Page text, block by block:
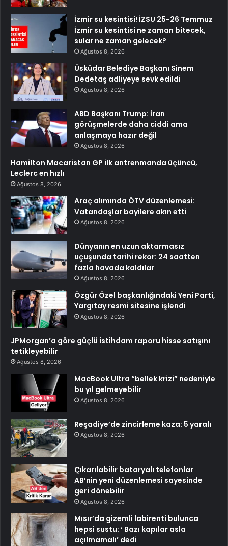
İzmir su kesintisi! İZSU 25-26 Temmuz
İzmir su kesintisi ne zaman bitecek,
sular ne zaman gelecek?
Ağustos 8, 2026
Üsküdar Belediye Başkanı Sinem
Dedetaş adliyeye sevk edildi
Ağustos 8, 2026
ABD Başkanı Trump: İran
görüşmelerde daha ciddi ama
anlaşmaya hazır değil
Ağustos 8, 2026
Hamilton Macaristan GP ilk antrenmanda üçüncü,
Leclerc en hızlı
Ağustos 8, 2026
Araç alımında ÖTV düzenlemesi:
Vatandaşlar bayilere akın etti
Ağustos 8, 2026
Dünyanın en uzun aktarmasız
uçuşunda tarihi rekor: 24 saatten
fazla havada kaldılar
Ağustos 8, 2026
Özgür Özel başkanlığındaki Yeni Parti,
Yargıtay resmi sitesine işlendi
Ağustos 8, 2026
JPMorgan’a göre güçlü istihdam raporu hisse satışını
tetikleyebilir
Ağustos 8, 2026
MacBook Ultra “bellek krizi” nedeniyle
bu yıl gelmeyebilir
Ağustos 8, 2026
Reşadiye’de zincirleme kaza: 5 yaralı
Ağustos 8, 2026
Çıkarılabilir bataryalı telefonlar
AB’nin yeni düzenlemesi sayesinde
geri dönebilir
Ağustos 8, 2026
Mısır’da gizemli labirenti bulunca
hepsi sustu: ‘ Bazı kapılar asla
açılmamalı’ dedi